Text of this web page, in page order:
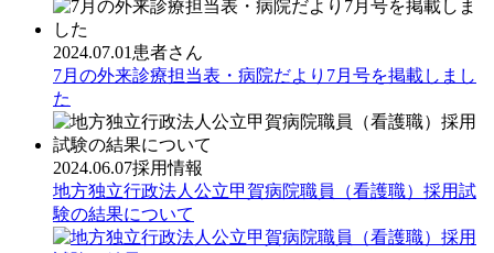
2024.07.01 患者さん
7月の外来診療担当表・病院だより7月号を掲載しまし
た
2024.06.07採用情報
地方独立行政法人公立甲賀病院職員（看護職）採用試
験の結果について